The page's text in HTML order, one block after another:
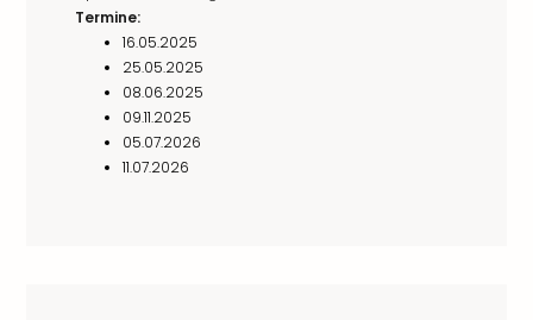
Termine:
16.05.2025
25.05.2025
08.06.2025
09.11.2025
05.07.2026
11.07.2026